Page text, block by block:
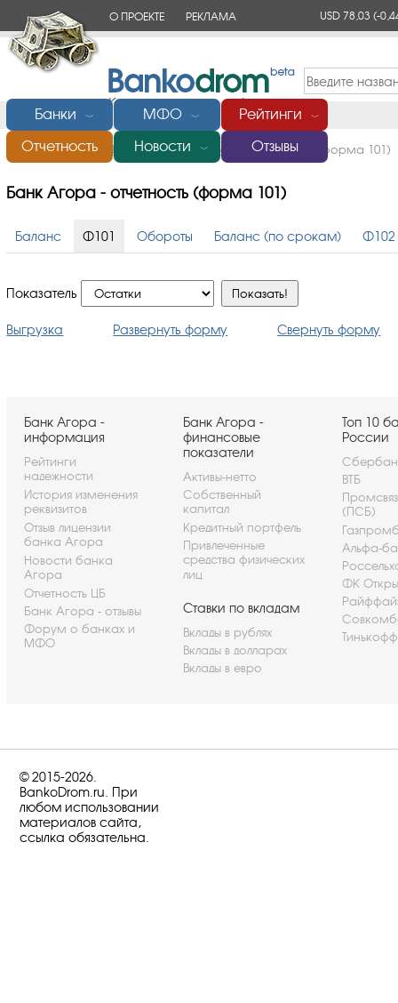
О ПРОЕКТЕ РЕКЛАМА USD 78,03(-
Банки ﹀ МФО ﹀ Рейтинги ﹀
Отчетность Новости ﹀ Отзывы
Главная/Банки России/Банк Агора Отчетность (форма 101)
Банк Агора - отчетность (форма 101)
Баланс Ф101 Обороты Баланс (по срокам) Ф102
Показатель
Выгрузка Развернуть форму Свернуть форму
Банк Агора -
информация
Рейтинги
надежности
История изменения
реквизитов
Отзыв лицензии
банка Агора
Новости банка
Агора
Отчетность ЦБ
Банк Агора - отзывы
Форум о банках и
МФО
Банк Агора -
финансовые
показатели
Активы-нетто
Собственный
капитал
Кредитный портфель
Привлеченные
средства физических
лиц
Ставки по вкладам
Вклады в рублях
Вклады в долларах
Вклады в евро
Топ 10
России
ВТБ
(ПСБ)
Альфа-
ФК
© 2015-2026.
BankoDrom.ru. При
любом использовании
материалов сайта,
ссылка обязательна.